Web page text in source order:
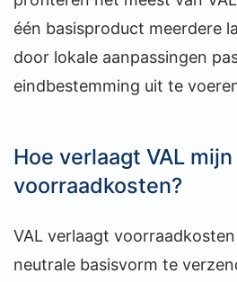
één basisproduct meerdere
door lokale aanpassingen
eindbestemming uit te
Hoe verlaagt VAL mijn
voorraadkosten?
VAL verlaagt
neutrale basisvorm te